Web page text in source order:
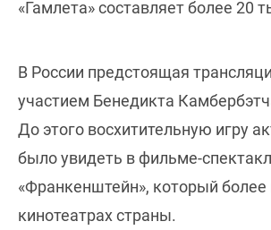
«Гамлета» составляет более 20
В России предстоящая
участием Бенедикта
До этого восхитительную игру
было увидеть в фильме-
«Франкенштейн», который
кинотеатрах страны.